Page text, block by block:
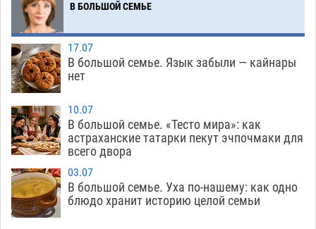
воды до двадцатого августа
10:51
Жителей Астраханской области просят
присмотреться к прохожим
09.08
09:01
Большой и Мариинский театры высадятся в
21:11
Начало положено: астраханский «Волгарь»
одержал первую победу в сезоне
20:21
Завтра экстремальное пекло продолжит
давить на Астрахань
08.08
В БОЛЬШОЙ СЕМЬЕ
17.07
В большой семье. Язык забыли — кайнары
нет
10.07
В большой семье. «Тесто мира»: как
астраханские татарки пекут эчпочмаки для
всего двора
03.07
В большой семье. Уха по-нашему: как одно
блюдо хранит историю целой семьи